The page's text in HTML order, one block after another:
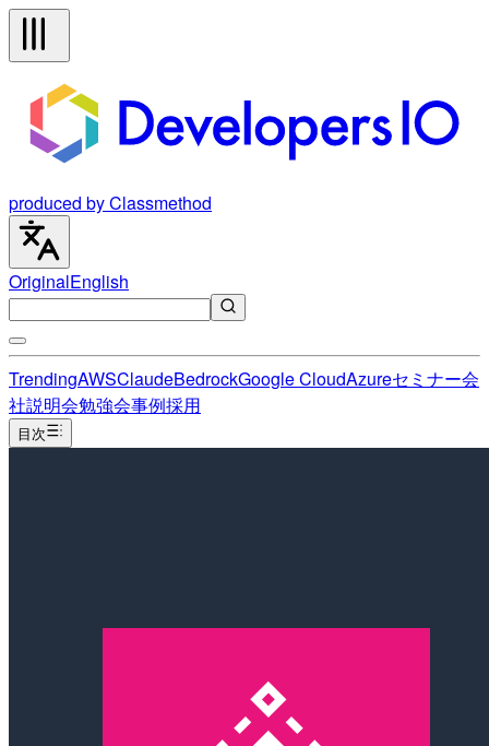
produced by Classmethod
OriginalEnglish
TrendingAWSClaudeBedrockGoogle CloudAzureセミナー会
社説明会勉強会事例採用
目次